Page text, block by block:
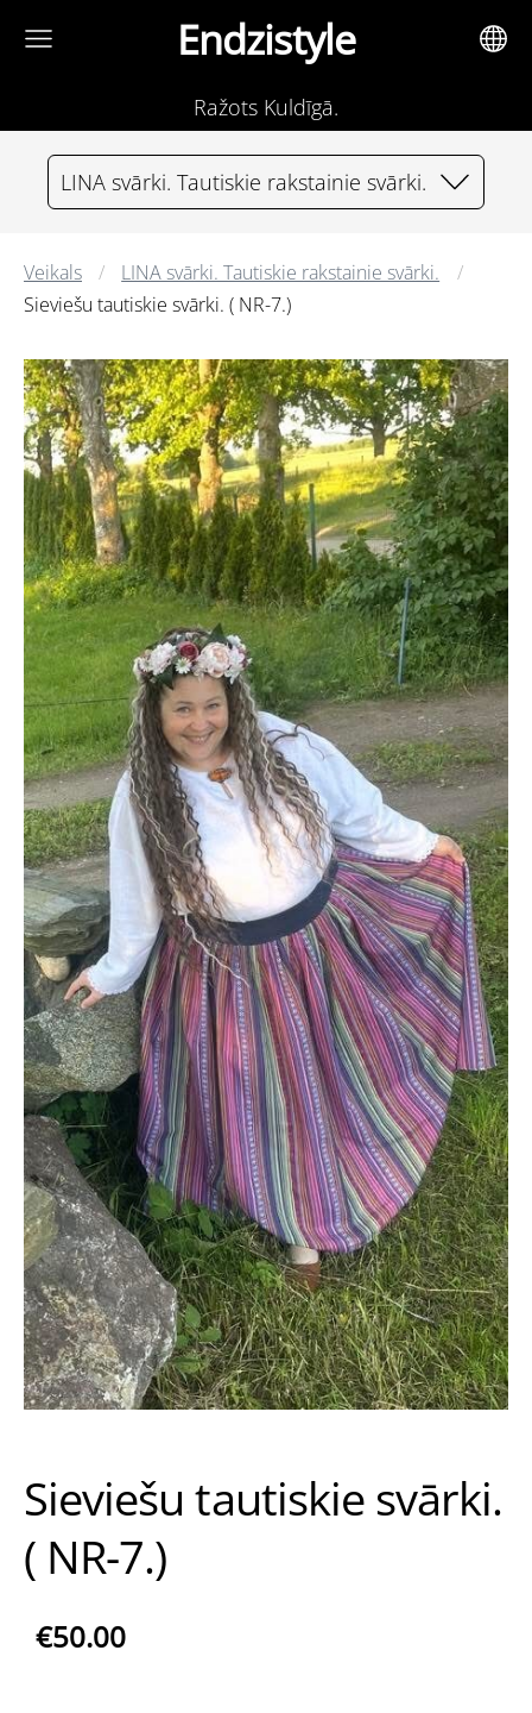
Endzistyle
Ražots Kuldīgā.
LINA svārki. Tautiskie rakstainie svārki.
Veikals
LINA svārki. Tautiskie rakstainie svārki.
Sieviešu tautiskie svārki. ( NR-7.)
Sieviešu tautiskie svārki.
( NR-7.)
€50.00